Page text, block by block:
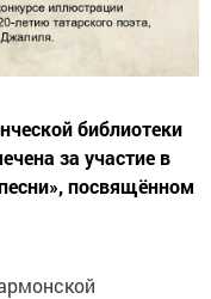
библиотеки
за участие в
посвящённом